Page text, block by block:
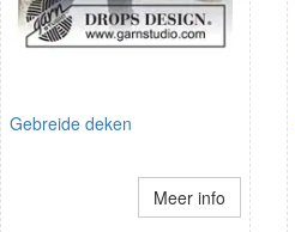
Gebreide deken
Meer info